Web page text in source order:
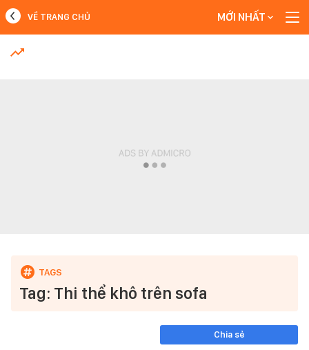
MỚI NHẤT
VỀ TRANG CHỦ MỚI NHẤT
Tag: Thi thể khô trên sofa
Chia sẻ